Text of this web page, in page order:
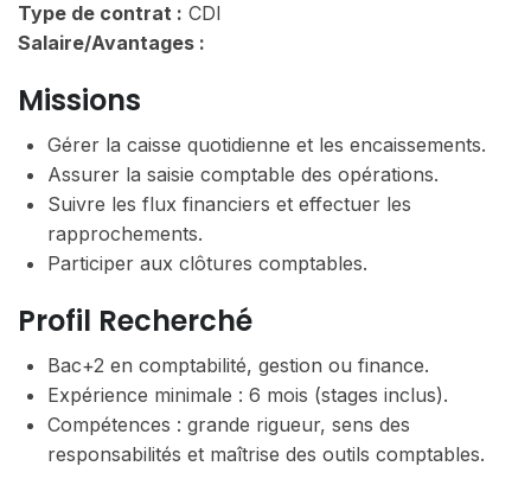
Type de contrat : CDI
Salaire/Avantages :
Missions
Gérer la caisse quotidienne et les encaissements.
Assurer la saisie comptable des opérations.
Suivre les flux financiers et effectuer les
rapprochements.
Participer aux clôtures comptables.
Profil Recherché
Bac+2 en comptabilité, gestion ou finance.
Expérience minimale : 6 mois (stages inclus).
Compétences : grande rigueur, sens des
responsabilités et maîtrise des outils comptables.